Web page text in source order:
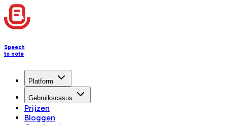
Speech
to note
Platform
Gebruikscasus
Prijzen
Bloggen